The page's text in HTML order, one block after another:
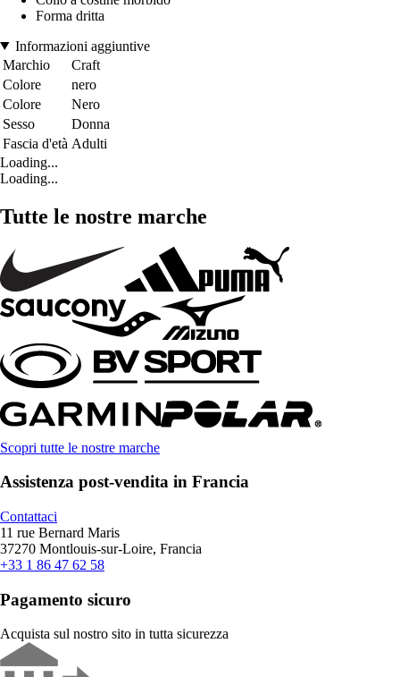
Forma dritta
Informazioni aggiuntive
Marchio
Craft
Colore
nero
Colore
Nero
Sesso
Donna
Fascia d'età Adulti
Loading...
Loading...
Tutte le nostre marche
Scopri tutte le nostre marche
Assistenza post-vendita in Francia
Contattaci
11 rue Bernard Maris
37270 Montlouis-sur-Loire, Francia
+33 1 86 47 62 58
Pagamento sicuro
Acquista sul nostro sito in tutta sicurezza